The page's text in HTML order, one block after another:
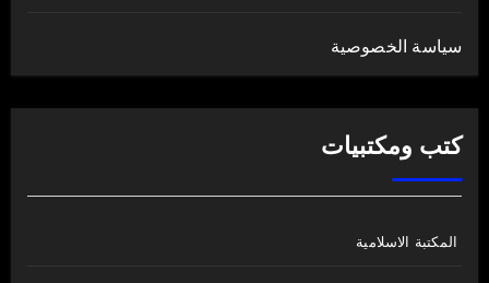
سياسة الخصوصية
كتب ومكتبيات
المكتبة الاسلامية